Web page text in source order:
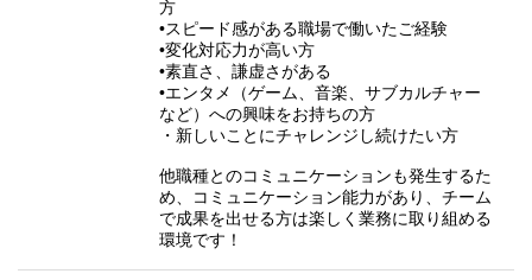
方
•スピード感がある職場で働いたご経験
•変化対応力が高い方
•素直さ、謙虚さがある
•エンタメ（ゲーム、音楽、サブカルチャー
など）への興味をお持ちの方
・新しいことにチャレンジし続けたい方
他職種とのコミュニケーションも発生するた
め、コミュニケーション能力があり、チーム
で成果を出せる方は楽しく業務に取り組める
環境です！